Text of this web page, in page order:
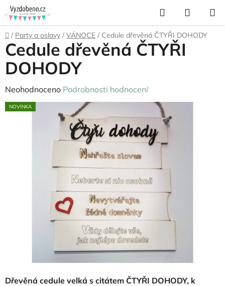
Přejít
na
obsah
Hledat
KOŠÍK
Domů
/ Party a oslavy / VÁNOCE / Cedule dřevěná ČTYŘI DOHODY
Dřevěná cedule velká s citátem ČTYŘI DOHODY, k
Cedule dřevěná ČTYŘI
DOHODY
Průměrné
hodnocení
Neohodnoceno Podrobnosti hodnocení
NOVINKA